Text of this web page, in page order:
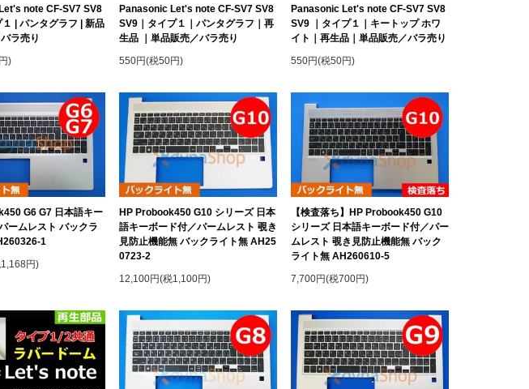
note CF-SV7 SV8
| パンタグラフ | 新品
ラ売り
)
Panasonic Let's note CF-SV7 SV8
SV9｜タイプ１｜パンタグラフ｜再
生品 ｜単品販売／バラ売り
550円(税50円)
Panasonic Let's note CF-SV7 SV8
SV9 ｜タイプ１｜キートップ ホワ
イト｜再生品｜単品販売／バラ売り
550円(税50円)
G6 G7 日本語キー
ームレスト バックラ
1
円)
HP Probook450 G10 シリーズ 日本
語キーボード付／パームレスト 覗き
見防止機能無 バックライト無 AH25
0723-2
12,100円(税1,100円)
【検査落ち】HP Probook450 G10
シリーズ 日本語キーボード付／パー
ムレスト 覗き見防止機能無 バック
ライト無 AH260610-5
7,700円(税700円)